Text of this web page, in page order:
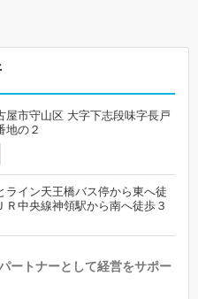
屋市守山区 大字下志段味字長戸
地の２
ライン天王橋バス停から東へ徒
中央線神領駅から南へ徒歩３
ートナーとして経営をサポー